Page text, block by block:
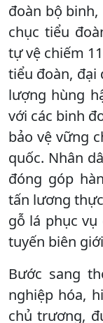
đoàn bộ
chục tiểu
tự vệ chiếm
tiểu đoàn, đại
lượng hùng
với các binh
bảo vệ vững
quốc. Nhân
đóng góp
tấn lương
gỗ lá phục
tuyến biên
Bước sang
nghiệp hóa,
chủ trương,